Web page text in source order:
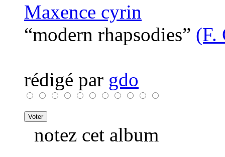
Maxence cyrin
“modern rhapsodies” (F.
rédigé par gdo
notez cet album